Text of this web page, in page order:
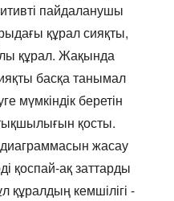
пайдаланушы
құрал сияқты,
құрал. Жақында
басқа танымал
мүмкіндік беретін
қосты.
диаграммасын жасау
қоспай-ақ заттарды
құралдың кемшілігі -